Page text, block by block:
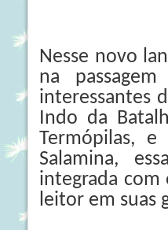
Nesse novo
na
interessantes
Indo da
Termópilas,
Salamina,
integrada com
leitor em suas